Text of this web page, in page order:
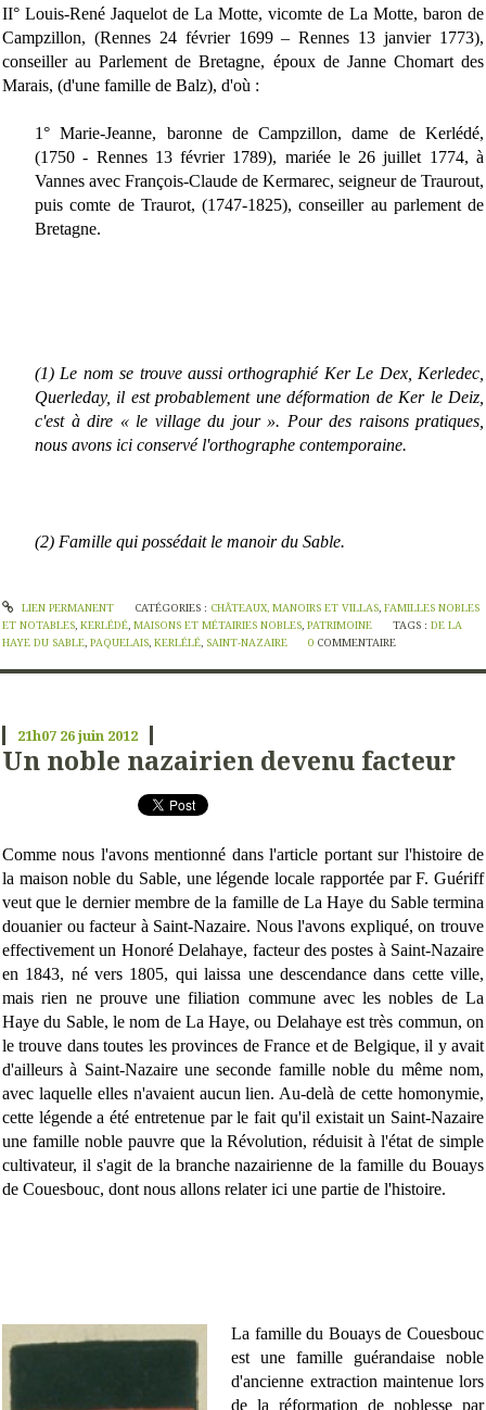
II° Louis-René Jaquelot de La Motte, vicomte de La Motte, baron de
Campzillon, (Rennes 24 février 1699 – Rennes 13 janvier 1773),
conseiller au Parlement de Bretagne, époux de Janne Chomart des
Marais, (d'une famille de Balz), d'où :
1° Marie-Jeanne, baronne de Campzillon, dame de Kerlédé,
(1750 - Rennes 13 février 1789), mariée le 26 juillet 1774, à
Vannes avec François-Claude de Kermarec, seigneur de Traurout,
puis comte de Traurot, (1747-1825), conseiller au parlement de
Bretagne.
(1) Le nom se trouve aussi orthographié Ker Le Dex, Kerledec,
Querleday, il est probablement une déformation de Ker le Deiz,
c'est à dire « le village du jour ». Pour des raisons pratiques,
nous avons ici conservé l'orthographe contemporaine.
(2) Famille qui possédait le manoir du Sable.
LIEN PERMANENT CATÉGORIES : CHÂTEAUX, MANOIRS ET VILLAS, FAMILLES NOBLES
ET NOTABLES, KERLÉDÉ, MAISONS ET MÉTAIRIES NOBLES, PATRIMOINE TAGS :DE LA
HAYE DU SABLE, PAQUELAIS, KERLÉLÉ, SAINT-NAZAIRE 0 COMMENTAIRE
21h07 26juin 2012
Un noble nazairien devenu facteur
Comme nous l'avons mentionné dans l'article portant sur l'histoire de
la maison noble du Sable, une légende locale rapportée par F. Guériff
veut que le dernier membre de la famille de La Haye du Sable termina
douanier ou facteur à Saint-Nazaire. Nous l'avons expliqué, on trouve
effectivement un Honoré Delahaye, facteur des postes à Saint-Nazaire
en 1843, né vers 1805, qui laissa une descendance dans cette ville,
mais rien ne prouve une filiation commune avec les nobles de La
Haye du Sable, le nom de La Haye, ou Delahaye est très commun, on
le trouve dans toutes les provinces de France et de Belgique, il y avait
d'ailleurs à Saint-Nazaire une seconde famille noble du même nom,
avec laquelle elles n'avaient aucun lien. Au-delà de cette homonymie,
cette légende a été entretenue par le fait qu'il existait un Saint-Nazaire
une famille noble pauvre que la Révolution, réduisit à l'état de simple
cultivateur, il s'agit de la branche nazairienne de la famille du Bouays
de Couesbouc, dont nous allons relater ici une partie de l'histoire.
La famille du Bouays de Couesbouc
est une famille guérandaise noble
d'ancienne extraction maintenue lors
de la réformation de noblesse par